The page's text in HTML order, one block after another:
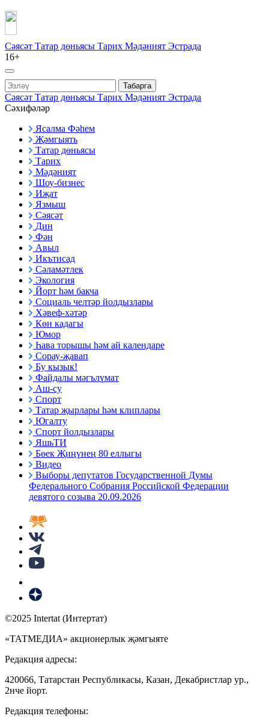
Сәясәт Татар дөньясы Тарих Мәдәният Эстрада
16+
Табарга
Сәясәт Татар дөньясы Тарих Мәдәният Эстрада
Сәхифәләр
Ясалма Фәһем
Җәмгыять
Татар дөньясы
Тарих
Мәдәният
Шоу-бизнес
Иҗат
Язмыш
Сәясәт
Дин
Фән
Авыл
Икътисад
Сәламәтлек
Экология
Йорт һәм бакча
Социаль челтәр йолдызлары
Хәвеф-хәтәр
Көн кадагы
Юмор
Һава торышы һәм ай календаре
Сорау-җавап
Бу кызык!
Файдалы мәгълүмат
Аш-су
Спорт
Татар җырлары һәм клиплары
Югалту
Спорт йолдызлары
ЯшьТИ
Бөек Җиңүнең 80 еллыгы
Видео
Выборы депутатов Государственной Думы
Федерального Собрания Российской Федерации
девятого созыва 20.09.2026
©2025 Intertat (Интертат)
«ТАТМЕДИА» акционерлык җәмгыяте
Редакция адресы:
420066, Татарстан Республикасы, Казан, Декабристлар ур.,
2нче йорт.
Редакция телефоны: